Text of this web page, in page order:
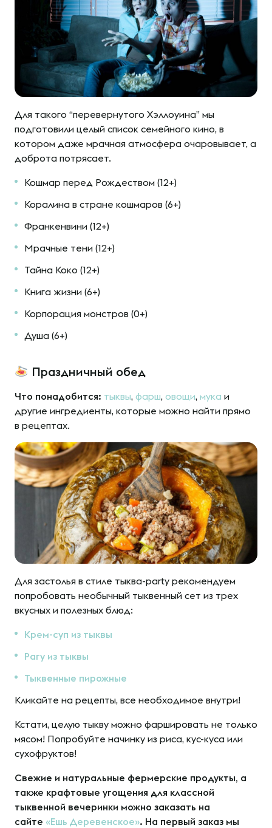
Для такого “перевернутого Хэллоуина” мы
подготовили целый список семейного кино, в
котором даже мрачная атмосфера очаровывает, а
доброта потрясает.
Кошмар перед Рождеством (12+)
Коралина в стране кошмаров (6+)
Франкенвини (12+)
Мрачные тени (12+)
Тайна Коко (12+)
Книга жизни (6+)
Корпорация монстров (0+)
Душа (6+)
Праздничный обед
Что понадобится: тыквы, фарш, овощи, мука и
другие ингредиенты, которые можно найти прямо
в рецептах.
Для застолья в стиле тыква-party рекомендуем
попробовать необычный тыквенный сет из трех
вкусных и полезных блюд:
Крем-суп из тыквы
Рагу из тыквы
Тыквенные пирожные
Кликайте на рецепты, все необходимое внутри!
Кстати, целую тыкву можно фаршировать не только
мясом! Попробуйте начинку из риса, кус-куса или
сухофруктов!
Свежие и натуральные фермерские продукты, а
также крафтовые угощения для классной
тыквенной вечеринки можно заказать на
сайте «Ешь Деревенское». На первый заказ мы